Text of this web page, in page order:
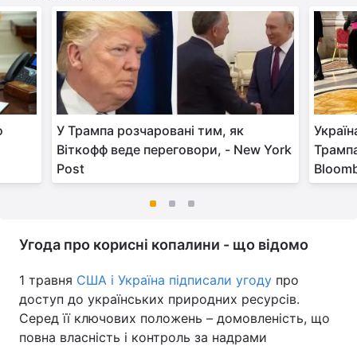
У Трампа розчаровані тим, як
Віткофф веде переговори, - New York
Post
Угода про корисні копалини - що відомо
1 травня США і Україна підписали угоду про
доступ до українських природних ресурсів.
Серед її ключових положень – домовленість, що
повна власність і контроль за надрами